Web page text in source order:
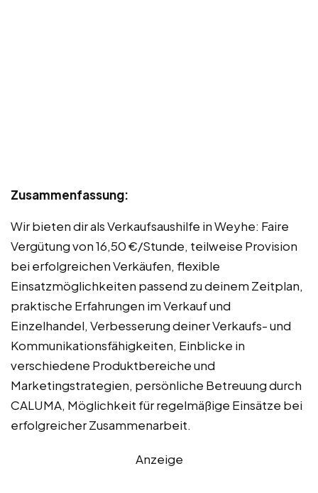
Zusammenfassung:
Wir bieten dir als Verkaufsaushilfe in Weyhe: Faire
Vergütung von 16,50 €/Stunde, teilweise Provision
bei erfolgreichen Verkäufen, flexible
Einsatzmöglichkeiten passend zu deinem Zeitplan,
praktische Erfahrungen im Verkauf und
Einzelhandel, Verbesserung deiner Verkaufs- und
Kommunikationsfähigkeiten, Einblicke in
verschiedene Produktbereiche und
Marketingstrategien, persönliche Betreuung durch
CALUMA, Möglichkeit für regelmäßige Einsätze bei
erfolgreicher Zusammenarbeit.
Anzeige